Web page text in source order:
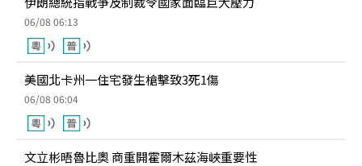
06/08 06:13
美國北卡州一住宅發生槍擊致3死1傷
06/08 06:04
文立彬晤魯比奧 商重開霍爾木茲海峽重要性